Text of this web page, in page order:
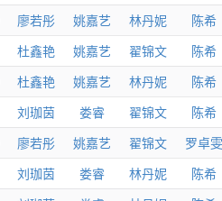
廖若彤 姚嘉艺 林丹妮
陈希
杜鑫艳 姚嘉艺 翟锦文
陈希
杜鑫艳 姚嘉艺 林丹妮
陈希
刘珈茵 娄睿 翟锦文
陈希
廖若彤 姚嘉艺 翟锦文
罗卓雯
刘珈茵 娄睿 林丹妮
陈希